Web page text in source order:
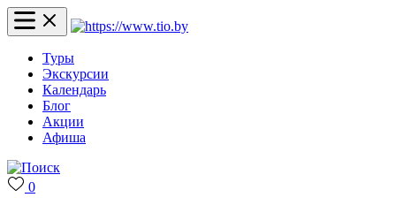
Туры
Экскурсии
Календарь
Блог
Акции
Афиша
0